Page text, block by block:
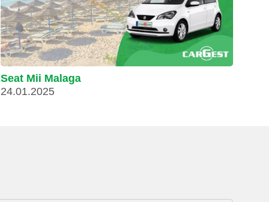
Seat Mii Malaga
24.01.2025